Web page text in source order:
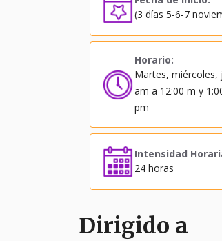
(3 días 5-6-7
Horario:
Martes, miércoles,
am a 12:00 m y
pm
Intensidad
24 horas
Dirigido a